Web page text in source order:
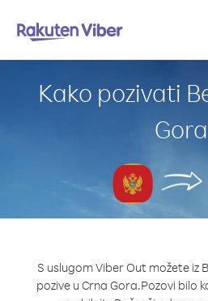
Kako pozivati
Gora
S uslugom Viber Out možete iz
pozive u Crna Gora.Pozovi bilo